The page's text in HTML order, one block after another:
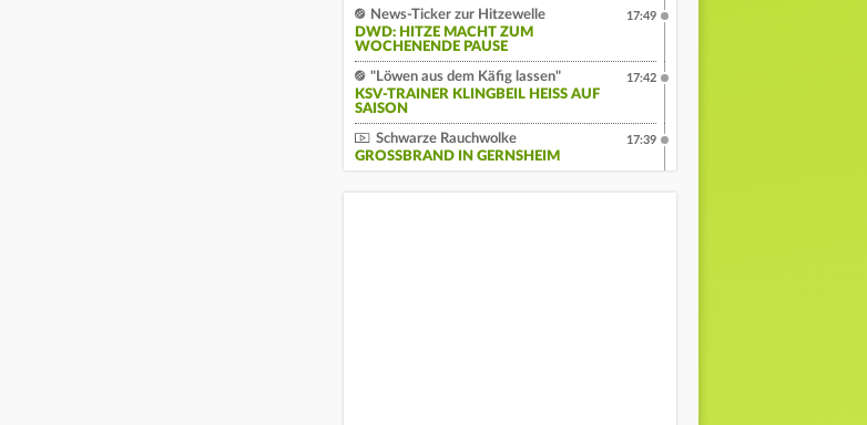
News-Ticker zur Hitzewelle
DWD: HITZE MACHT ZUM
WOCHENENDE PAUSE
17:49
"Löwen aus dem Käfig lassen"
KSV-TRAINER KLINGBEIL HEISS AUF S
AISON
17:42
Schwarze Rauchwolke
GROSSBRAND IN GERNSHEIM
17:39